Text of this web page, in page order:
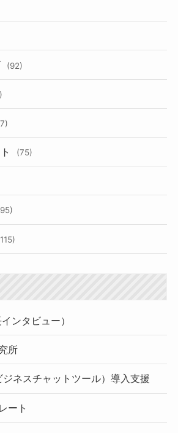
(92)
(75)
ンタビュー）
所
ネスチャットツール）導入支援
ート